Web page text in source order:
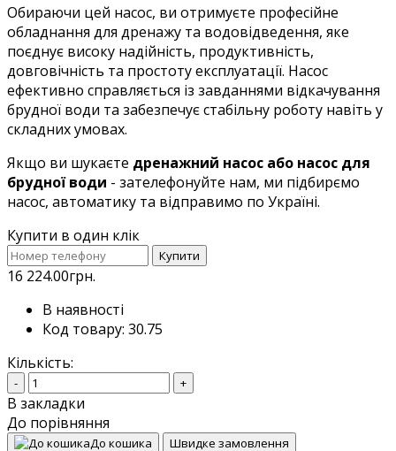
Обираючи цей насос, ви отримуєте професійне
обладнання для дренажу та водовідведення, яке
поєднує високу надійність, продуктивність,
довговічність та простоту експлуатації. Насос
ефективно справляється із завданнями відкачування
брудної води та забезпечує стабільну роботу навіть у
складних умовах.
Якщо ви шукаєте дренажний насос або насос для
брудної води - зателефонуйте нам, ми підбирємо
насос, автоматику та відправимо по Україні.
Купити в один клік
Купити
16 224.00грн.
В наявності
Код товару: 30.75
Кількість:
- +
В закладки
До порівняння
До кошика Швидке замовлення